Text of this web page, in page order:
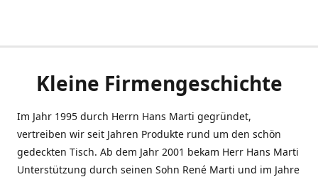
Kleine Firmengeschichte
Im Jahr 1995 durch Herrn Hans Marti gegründet,
vertreiben wir seit Jahren Produkte rund um den schön
gedeckten Tisch. Ab dem Jahr 2001 bekam Herr Hans Marti
Unterstützung durch seinen Sohn René Marti und im Jahre